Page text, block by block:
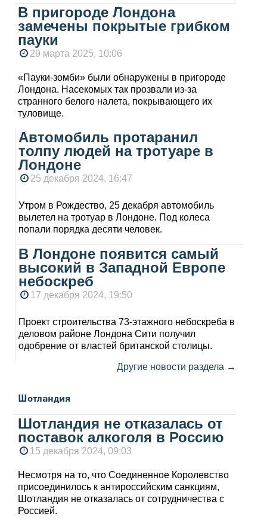
В пригороде Лондона
замечены покрытые грибком
пауки
29 марта 2025, 10:06
«Пауки-зомби» были обнаружены в пригороде
Лондона. Насекомых так прозвали из-за
странного белого налета, покрывающего их
туловище.
Автомобиль протаранил
толпу людей на тротуаре в
Лондоне
25 декабря 2024, 16:47
Утром в Рождество, 25 декабря автомобиль
вылетел на тротуар в Лондоне. Под колеса
попали порядка десяти человек.
В Лондоне появится самый
высокий в Западной Европе
небоскреб
17 декабря 2024, 19:50
Проект строительства 73-этажного небоскреба в
деловом районе Лондона Сити получил
одобрение от властей британской столицы.
Другие новости раздела →
Шотландия
Шотландия не отказалась от
поставок алкоголя в Россию
15 декабря 2024, 09:03
Несмотря на то, что Соединенное Королевство
присоединилось к антироссийским санкциям,
Шотландия не отказалась от сотрудничества с
Россией.